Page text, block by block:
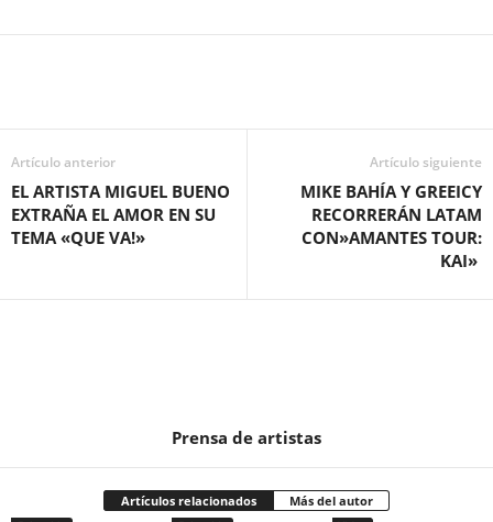
Artículo anterior
EL ARTISTA MIGUEL BUENO
EXTRAÑA EL AMOR EN SU
TEMA «QUE VA!»
Artículo siguiente
MIKE BAHÍA Y GREEICY
RECORRERÁN LATAM
CON»AMANTES TOUR:
KAI»
Prensa de artistas
Artículos relacionados Más del autor